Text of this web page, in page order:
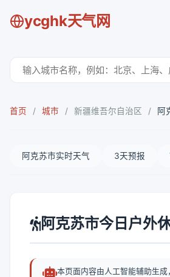
ycghk天气网
首页 / 城市 / 新疆维吾尔自治区 / 阿
阿克苏市实时天气 3天预报
阿克苏市今日户外
本页面内容由人工智能辅助生